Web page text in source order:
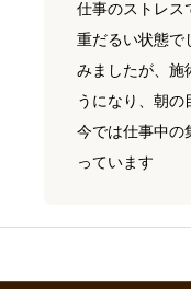
仕事のストレス
重だるい状態で
みましたが、施
うになり、朝の
今では仕事中の
っています